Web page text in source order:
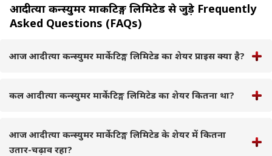
आदीत्या कन्स्युमर मार्केटिङ्ग लिमिटेड से जुड़े Frequently
Asked Questions (FAQs)
आज आदीत्या कन्स्युमर मार्केटिङ्ग लिमिटेड का शेयर प्राइस क्या है?
कल आदीत्या कन्स्युमर मार्केटिङ्ग लिमिटेड का शेयर कितना था?
आज आदीत्या कन्स्युमर मार्केटिङ्ग लिमिटेड के शेयर में कितना
उतार-चढ़ाव रहा?